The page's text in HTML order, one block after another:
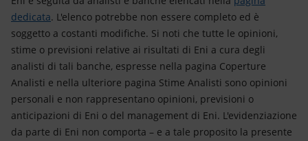
dedicata. L'elenco potrebbe non essere completo ed è
soggetto a costanti modifiche. Si noti che tutte le opinioni,
stime o previsioni relative ai risultati di Eni a cura degli
analisti di tali banche, espresse nella pagina Coperture
Analisti e nella ulteriore pagina Stime Analisti sono opinioni
personali e non rappresentano opinioni, previsioni o
anticipazioni di Eni o del management di Eni. L'evidenziazione
da parte di Eni non comporta – e a tale proposito la presente